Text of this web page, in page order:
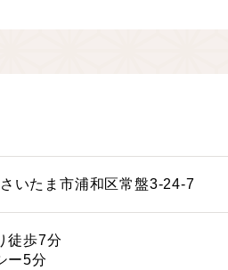
いたま市浦和区常盤3-24-7
徒歩7分
ー5分